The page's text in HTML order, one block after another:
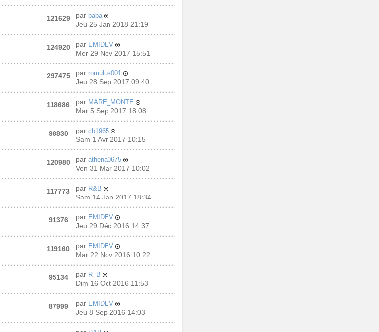
121629 par baba
Jeu 25 Jan 2018 21:19
124920 par EMIDEV
Mer 29 Nov 2017 15:51
297475 par romulus001
Jeu 28 Sep 2017 09:40
118686 par MARE_MONTE
Mar 5 Sep 2017 18:08
98830 par cb1965
Sam 1 Avr 2017 10:15
120980 par athena0675
Ven 31 Mar 2017 10:02
117773 par R&B
Sam 14 Jan 2017 18:34
91376 par EMIDEV
Jeu 29 Déc 2016 14:37
119160 par EMIDEV
Mar 22 Nov 2016 10:22
95134 par R_B
Dim 16 Oct 2016 11:53
87999 par EMIDEV
Jeu 8 Sep 2016 14:03